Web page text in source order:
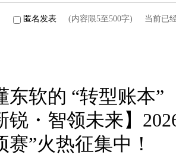
匿名发表 (内容限5至500字) 当前已
东软的 “转型账本”
锐・智领未来】
赛”火热征集中！